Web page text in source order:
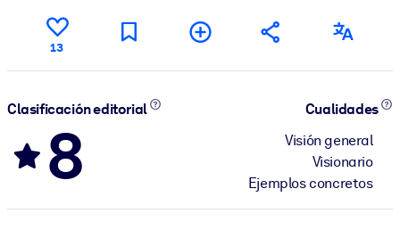
13
Clasificación editorial
8
Cualidades
Visión general
Visionario
Ejemplos concretos